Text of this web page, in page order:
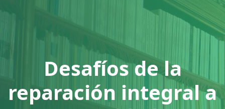
⁠Desafíos de la
reparación integral a